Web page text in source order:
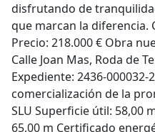
disfrutando de
que marcan la diferencia.
Precio: 218.000 € Obra
Calle Joan Mas, Roda de
Expediente: 2436-000032-
comercialización de la
SLU Superficie útil: 58,00
65,00 m Certificado